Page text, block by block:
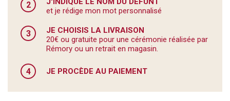
3
JE CHOISIS LA LIVRAISON
20€ ou gratuite pour une cérémonie réalisée par
Rémory ou un retrait en magasin.
2
et je rédige mon mot personnalisé
4 JE PROCÈDE AU PAIEMENT